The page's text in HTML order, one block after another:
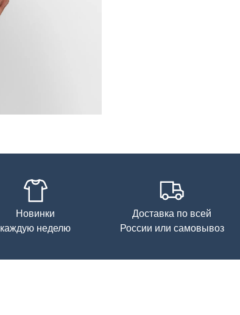
Новинки
каждую неделю
Доставка по всей
России или самовывоз